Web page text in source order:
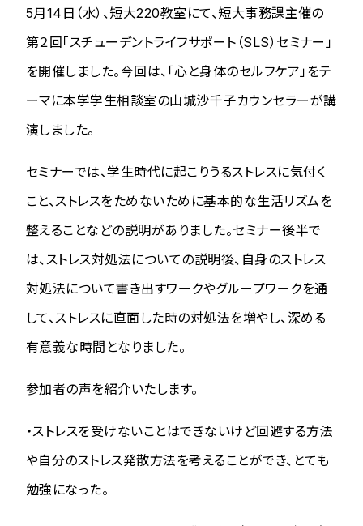
5月14日（水）、短大220教室にて、短大事務課主催の
第２回「スチューデントライフサポート（SLS）セミナー」
を開催しました。今回は、「心と身体のセルフケア」をテ
ーマに本学学生相談室の山城沙千子カウンセラーが講
演しました。
セミナーでは、学生時代に起こりうるストレスに気付く
こと、ストレスをためないために基本的な生活リズムを
整えることなどの説明がありました。セミナー後半で
は、ストレス対処法についての説明後、自身のストレス
対処法について書き出すワークやグループワークを通
して、ストレスに直面した時の対処法を増やし、深める
有意義な時間となりました。
参加者の声を紹介いたします。
・ストレスを受けないことはできないけど回避する方法
や自分のストレス発散方法を考えることができ、とても
勉強になった。